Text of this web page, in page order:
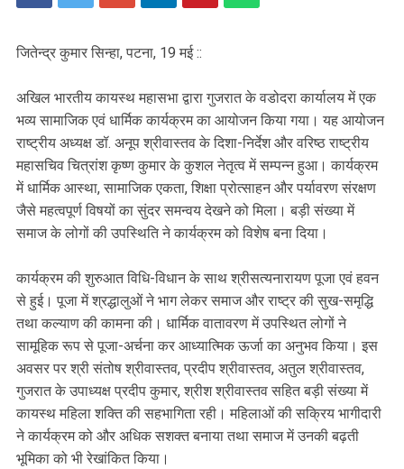
जितेन्द्र कुमार सिन्हा, पटना, 19 मई ::
अखिल भारतीय कायस्थ महासभा द्वारा गुजरात के वडोदरा कार्यालय में एक
भव्य सामाजिक एवं धार्मिक कार्यक्रम का आयोजन किया गया। यह आयोजन
राष्ट्रीय अध्यक्ष डॉ. अनूप श्रीवास्तव के दिशा-निर्देश और वरिष्ठ राष्ट्रीय
महासचिव चित्रांश कृष्ण कुमार के कुशल नेतृत्व में सम्पन्न हुआ। कार्यक्रम
में धार्मिक आस्था, सामाजिक एकता, शिक्षा प्रोत्साहन और पर्यावरण संरक्षण
जैसे महत्वपूर्ण विषयों का सुंदर समन्वय देखने को मिला। बड़ी संख्या में
समाज के लोगों की उपस्थिति ने कार्यक्रम को विशेष बना दिया।
कार्यक्रम की शुरुआत विधि-विधान के साथ श्रीसत्यनारायण पूजा एवं हवन
से हुई। पूजा में श्रद्धालुओं ने भाग लेकर समाज और राष्ट्र की सुख-समृद्धि
तथा कल्याण की कामना की। धार्मिक वातावरण में उपस्थित लोगों ने
सामूहिक रूप से पूजा-अर्चना कर आध्यात्मिक ऊर्जा का अनुभव किया। इस
अवसर पर श्री संतोष श्रीवास्तव, प्रदीप श्रीवास्तव, अतुल श्रीवास्तव,
गुजरात के उपाध्यक्ष प्रदीप कुमार, श्रीश श्रीवास्तव सहित बड़ी संख्या में
कायस्थ महिला शक्ति की सहभागिता रही। महिलाओं की सक्रिय भागीदारी
ने कार्यक्रम को और अधिक सशक्त बनाया तथा समाज में उनकी बढ़ती
भूमिका को भी रेखांकित किया।